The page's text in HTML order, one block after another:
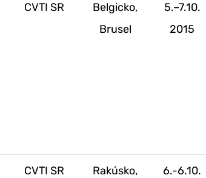
CVTI SR
Belgicko,
Brusel
5.–7.10.
2015
CVTI SR
Rakúsko,
6.-6.10.